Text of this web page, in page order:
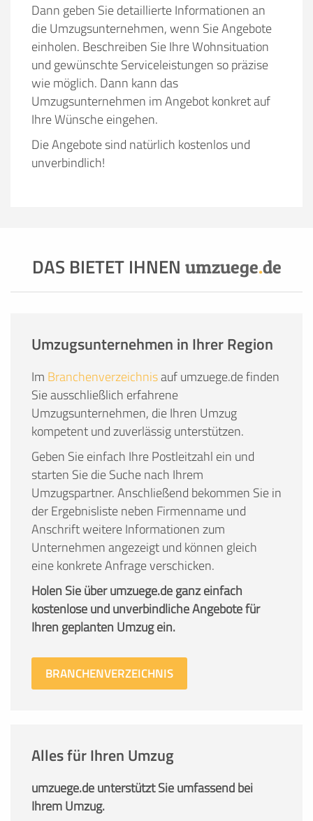
Dann geben Sie detaillierte Informationen an
die Umzugsunternehmen, wenn Sie Angebote
einholen. Beschreiben Sie Ihre Wohnsituation
und gewünschte Serviceleistungen so präzise
wie möglich. Dann kann das
Umzugsunternehmen im Angebot konkret auf
Ihre Wünsche eingehen.
Die Angebote sind natürlich kostenlos und
unverbindlich!
DAS BIETET IHNEN umzuege.de
Umzugsunternehmen in Ihrer Region
Im Branchenverzeichnisauf umzuege.de finden
Sie ausschließlich erfahrene
Umzugsunternehmen, die Ihren Umzug
kompetent und zuverlässig unterstützen.
Geben Sie einfach Ihre Postleitzahl ein und
starten Sie die Suche nach Ihrem
Umzugspartner. Anschließend bekommen Sie in
der Ergebnisliste neben Firmenname und
Anschrift weitere Informationen zum
Unternehmen angezeigt und können gleich
eine konkrete Anfrage verschicken.
Holen Sie über umzuege.de ganz einfach
kostenlose und unverbindliche Angebote für
Ihren geplanten Umzug ein.
BRANCHENVERZEICHNIS
Alles für Ihren Umzug
umzuege.de unterstützt Sie umfassend bei
Ihrem Umzug.